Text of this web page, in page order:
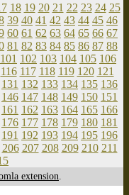
18 19 20 21 22 23 24 25
39 40 41 42 43 44 45 46
60 61 62 63 64 65 66 67
81 82 83 84 85 86 87 88
101 102 103 104 105 106
116 117 118 119 120 121
131 132 133 134 135 136
146 147 148 149 150 151
161 162 163 164 165 166
176 177 178 179 180 181
191 192 193 194 195 196
206 207 208 209 210 211
extension